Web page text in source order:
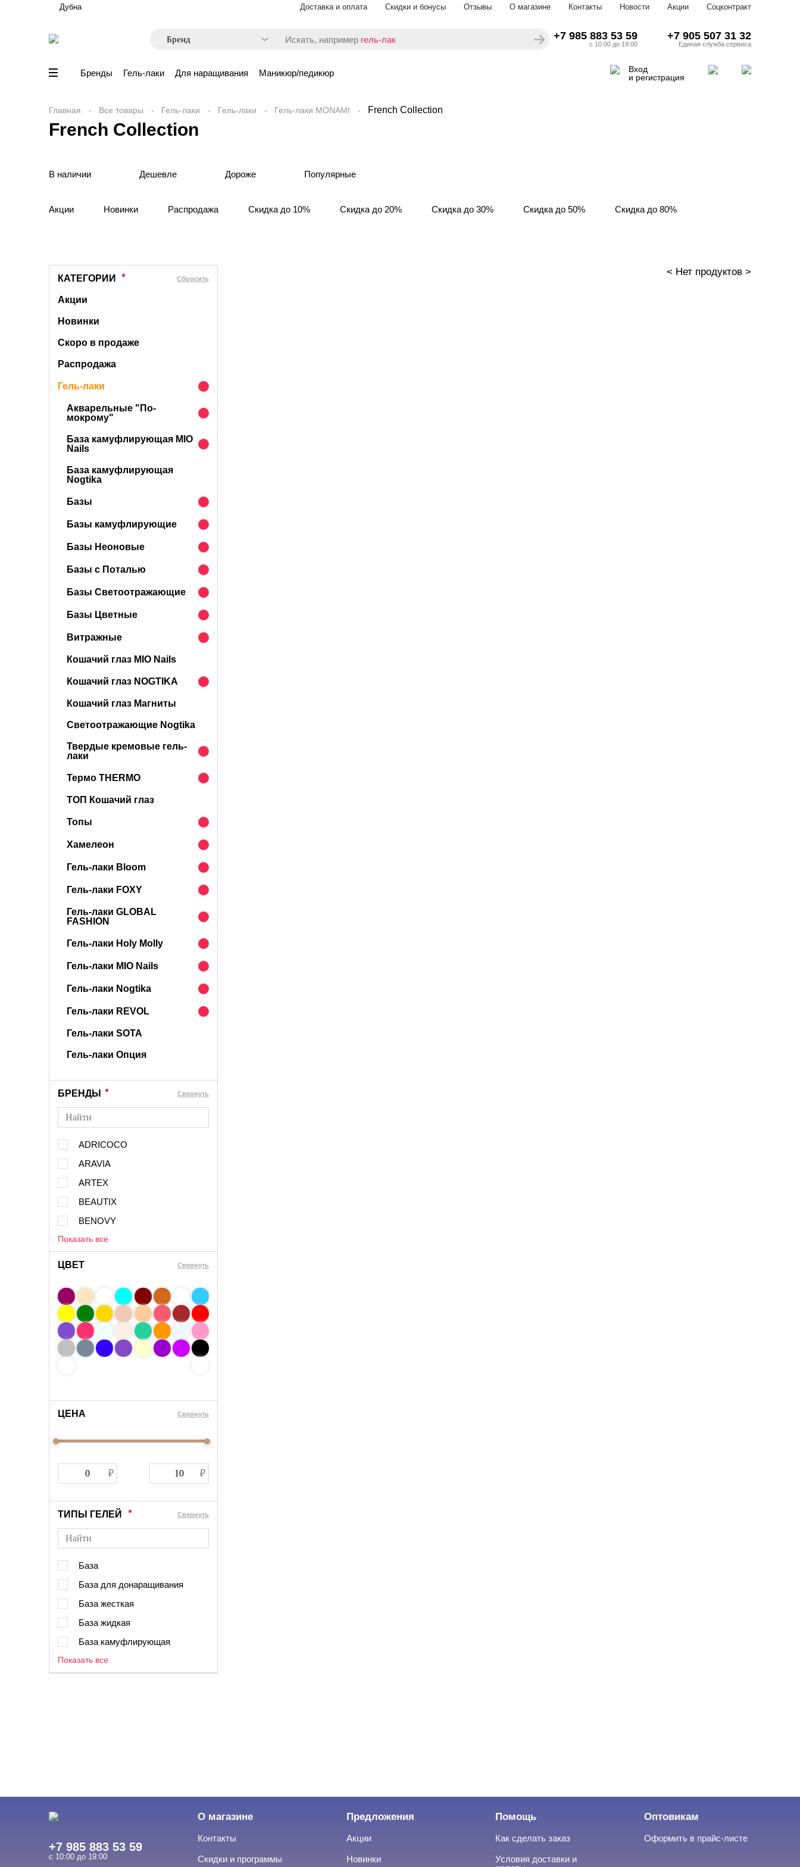
Дубна Доставка и оплата Скидки и бонусы Отзывы О магазине Контакты Новости Акции Соцконтракт
Искать, например гель-лак +7 985 883 53 59
с 10:00 до 19:00
+7 905 507 31 32
Единая служба сервиса
Бренды Гель-лаки Для наращивания Маникюр/педикюр
Вход
и регистрация
Главная Все товары Гель-лаки Гель-лаки Гель-лаки MONAMI French Collection
French Collection
В наличии Дешевле Дороже Популярные
Акции Новинки Распродажа Скидка до 10% Скидка до 20% Скидка до 30% Скидка до 50% Скидка до 80%
КАТЕГОРИИ Cбросить
Акции
Новинки
Скоро в продаже
Распродажа
Гель-лаки
Акварельные "По-
мокрому"
База камуфлирующая MIO
Nails
База камуфлирующая
Nogtika
Базы
Базы камуфлирующие
Базы Неоновые
Базы с Поталью
Базы Светоотражающие
Базы Цветные
Витражные
Кошачий глаз MIO Nails
Кошачий глаз NOGTIKA
Кошачий глаз Магниты
Светоотражающие Nogtika
Твердые кремовые гель-
лаки
Термо THERMO
ТОП Кошачий глаз
Топы
Хамелеон
Гель-лаки Bloom
Гель-лаки FOXY
Гель-лаки GLOBAL
FASHION
Гель-лаки Holy Molly
Гель-лаки MIO Nails
Гель-лаки Nogtika
Гель-лаки REVOL
Гель-лаки SOTA
Гель-лаки Опция
БРЕНДЫ Cвернуть
ADRICOCO
ARAVIA
ARTEX
BEAUTIX
BENOVY
Показать все
ЦВЕТ Свернуть
ЦЕНА Cвернуть
ТИПЫ ГЕЛЕЙ Cвернуть
База
База для донаращивания
База жесткая
База жидкая
База камуфлирующая
Показать все
< Нет продуктов >
+7 985 883 53 59
с 10:00 до 19:00
О магазине
Контакты
Скидки и программы
Предложения
Акции
Новинки
Помощь
Как сделать заказ
Условия доставки и
Оптовикам
Оформить в прайс-листе